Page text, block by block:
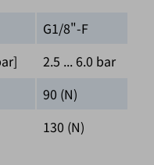
G1/8"-F
2.5 ... 6.0 bar
90 (N)
130 (N)